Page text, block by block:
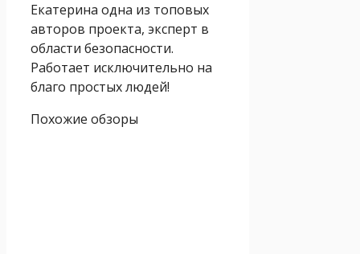
Екатерина одна из топовых
авторов проекта, эксперт в
области безопасности.
Работает исключительно на
благо простых людей!
Похожие обзоры